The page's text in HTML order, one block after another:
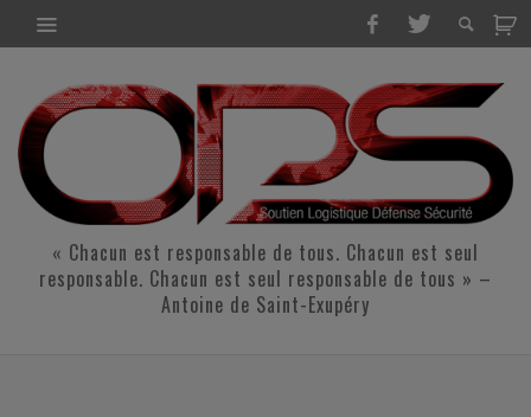
« Chacun est responsable de tous. Chacun est seul
responsable. Chacun est seul responsable de tous » –
Antoine de Saint-Exupéry